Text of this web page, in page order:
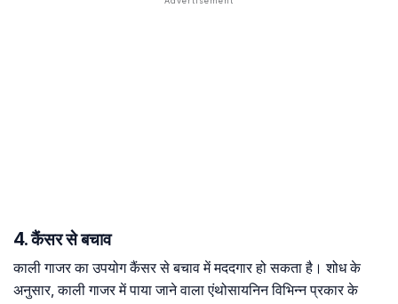
4. कैंसर से बचाव
काली गाजर का उपयोग कैंसर से बचाव में मददगार हो सकता है। शोध के
अनुसार, काली गाजर में पाया जाने वाला एंथोसायनिन विभिन्न प्रकार के